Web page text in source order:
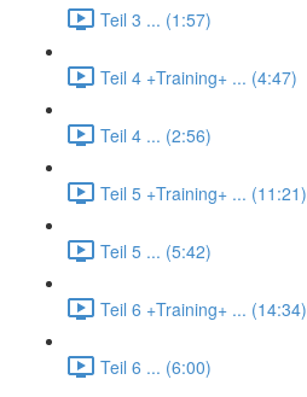
Teil 3 ... (1:57)
Teil 4 +Training+ ... (4:47)
Teil 4 ... (2:56)
Teil 5 +Training+ ... (11:21)
Teil 5 ... (5:42)
Teil 6 +Training+ ... (14:34)
Teil 6 ... (6:00)